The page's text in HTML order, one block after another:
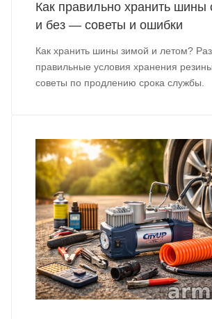
Как правильно хранить шины
и без — советы и ошибки
Как хранить шины зимой и летом?
правильные условия хранения
советы по продлению срока службы.